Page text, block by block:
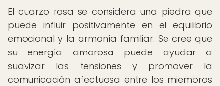
El cuarzo rosa se considera una piedra que
puede influir positivamente en el equilibrio
emocional y la armonía familiar. Se cree que
su energía amorosa puede ayudar a
suavizar las tensiones y promover la
comunicación afectuosa entre los miembros